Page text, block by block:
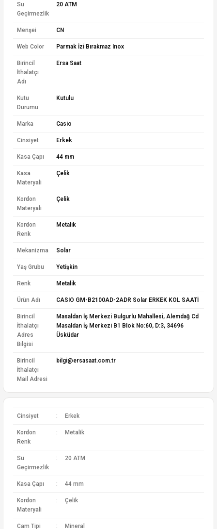
Su
Geçirmezlik
20 ATM
Menşei CN
Web Color Parmak İzi Bırakmaz Inox
Birincil
İthalatçı
Adı
Ersa Saat
Kutu
Durumu
Kutulu
Marka Casio
Cinsiyet Erkek
Kasa Çapı 44 mm
Kasa
Materyali
Çelik
Kordon
Materyali
Çelik
Kordon
Renk
Metalik
Mekanizma Solar
Yaş Grubu Yetişkin
Renk Metalik
Ürün Adı CASIO GM-B2100AD-2ADR Solar ERKEK KOL SAATİ
Birincil
İthalatçı
Adres
Bilgisi
Masaldan İş Merkezi Bulgurlu Mahallesi, Alemdağ Cd
Masaldan İş Merkezi B1 Blok No:60, D:3, 34696
Üsküdar
Birincil
İthalatçı
Mail Adresi
bilgi@ersasaat.com.tr
Cinsiyet : Erkek
Kordon
Renk
: Metalik
Su
Geçirmezlik
: 20 ATM
Kasa Çapı : 44 mm
Kordon
Materyali
: Çelik
Cam Tipi : Mineral